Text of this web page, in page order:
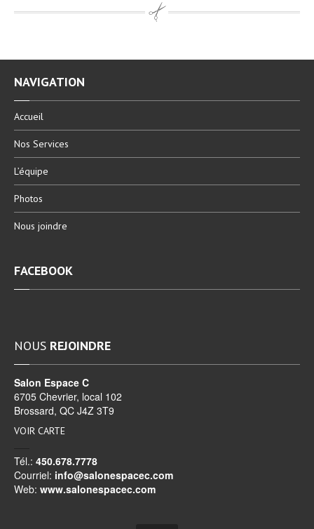
NAVIGATION
Accueil
Nos Services
L’équipe
Photos
Nous joindre
FACEBOOK
NOUS REJOINDRE
Salon Espace C
6705 Chevrier, local 102
Brossard, QC J4Z 3T9
VOIR CARTE
Tél.: 450.678.7778
Courriel: info@salonespacec.com
Web: www.salonespacec.com